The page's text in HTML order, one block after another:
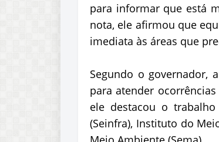
para informar que está
nota, ele afirmou que
imediata às áreas que
Segundo o governador,
para atender
ele destacou o
(Seinfra), Instituto do